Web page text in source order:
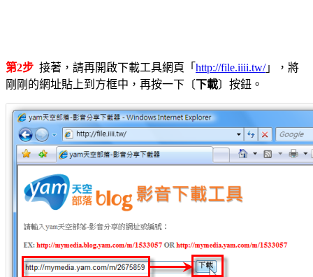
第2步 接著，請再開啟下載工具網頁「 http://file.iiii.tw/」，將
剛剛的網址貼上到方框中，再按一下〔下載〕按鈕。